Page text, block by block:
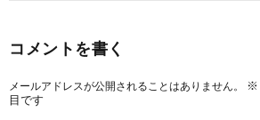
コメントを書く
メールアドレスが公開されることはありません。 ※
目です